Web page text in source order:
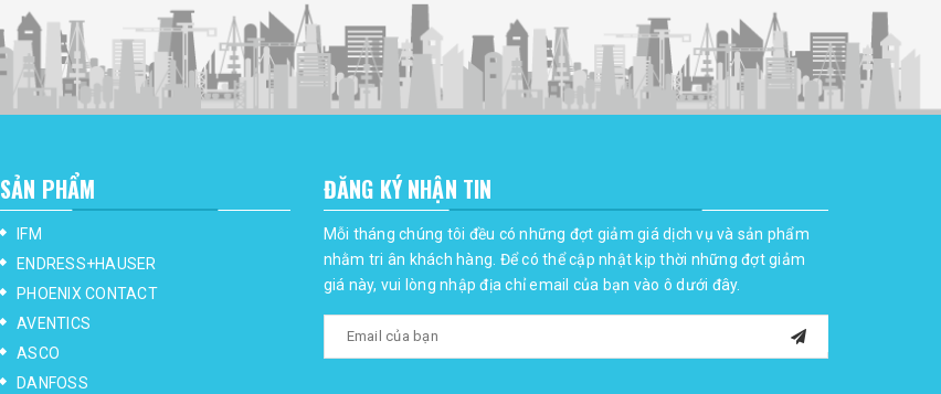
SẢN PHẨM
IFM
ENDRESS+HAUSER
PHOENIX CONTACT
AVENTICS
ASCO
DANFOSS
ĐĂNG KÝ NHẬN TIN
Mỗi tháng chúng tôi đều có những đợt giảm giá dịch vụ và sản phẩm
nhằm tri ân khách hàng. Để có thể cập nhật kịp thời những đợt giảm
giá này, vui lòng nhập địa chỉ email của bạn vào ô dưới đây.